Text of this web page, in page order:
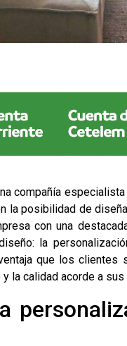
compañía
la posibilidad de
con una
la
que los clientes
la calidad acorde a